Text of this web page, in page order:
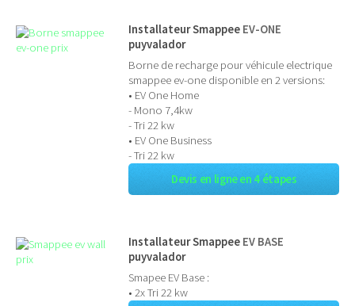
Installateur Smappee EV-ONE
puyvalador
Borne de recharge pour véhicule electrique
smappee ev-one disponible en 2 versions:
• EV One Home
- Mono 7,4kw
- Tri 22 kw
• EV One Business
- Tri 22 kw
Devis en ligne en 4 étapes
Installateur Smappee EV BASE
puyvalador
Smapee EV Base :
• 2x Tri 22 kw